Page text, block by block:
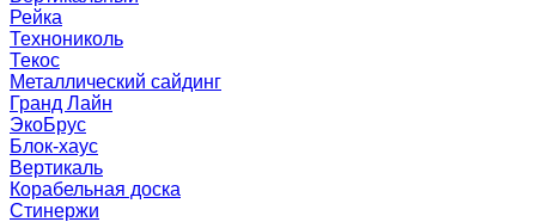
Рейка
Технониколь
Текос
Металлический сайдинг
Гранд Лайн
ЭкоБрус
Блок-хаус
Вертикаль
Корабельная доска
Стинержи